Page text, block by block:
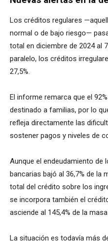
Los créditos regulares
normal o de bajo riesgo—
total en diciembre de 2024 al
paralelo, los créditos
27,5%.
El informe remarca que el
destinado a familias, por lo
refleja directamente las
sostener pagos y niveles de
Aunque el endeudamiento de
bancarias bajó al 36,7% de la
total del crédito sobre los
se incorpora también el
asciende al 145,4% de la
La situación es todavía más